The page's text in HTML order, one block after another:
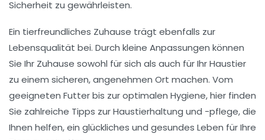
Sicherheit zu gewährleisten.
Ein tierfreundliches Zuhause trägt ebenfalls zur
Lebensqualität bei. Durch kleine Anpassungen können
Sie Ihr Zuhause sowohl für sich als auch für Ihr Haustier
zu einem sicheren, angenehmen Ort machen. Vom
geeigneten Futter bis zur optimalen Hygiene, hier finden
Sie zahlreiche Tipps zurHaustierhaltung und -pflege, die
Ihnen helfen, ein glückliches und gesundes Leben für Ihre